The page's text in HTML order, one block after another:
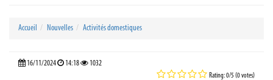
Accueil Nouvelles Activités domestiques
16/11/2024 14:18 1032
Rating: 0/5 (0 votes)